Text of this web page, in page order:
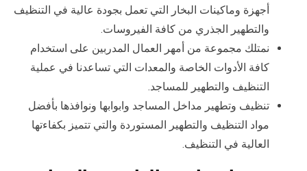
أجهزة وماكينات البخار التي تعمل بجودة عالية في التنظيف
والتطهير الجذري من كافة الفيروسات.
نمتلك مجموعة من أمهر العمال المدربين على استخدام
كافة الأدوات الخاصة والمعدات التي تساعدنا في عملية
التنظيف والتطهير للمساجد.
تنظيف وتطهير مداخل المساجد وابوابها ونوافذها بأفضل
مواد التنظيف والتطهير المستوردة والتي تتميز بكفاءتها
العالية في التنظيف.